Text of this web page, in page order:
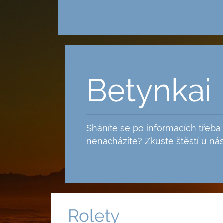
Betynkai
Sháníte se po informacích
nenacházíte? Zkuste štěstí u
Rolety